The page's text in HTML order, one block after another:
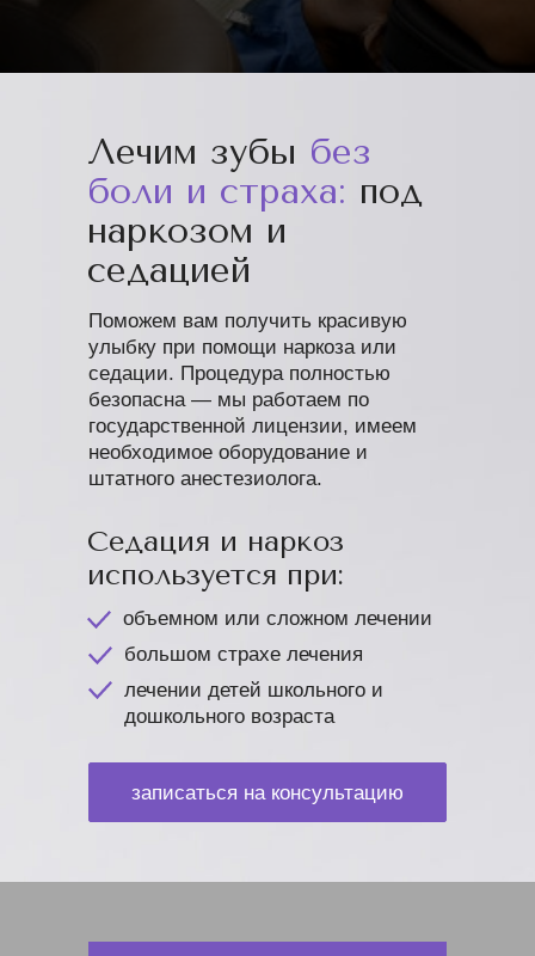
Лечим зубы без
боли и страха: под
наркозом и
седацией
Поможем вам получить красивую
улыбку при помощи наркоза или
седации. Процедура полностью
безопасна — мы работаем по
государственной лицензии, имеем
необходимое оборудование и
штатного анестезиолога.
Седация и наркоз
используется при:
объемном или сложном лечении
большом страхе лечения
лечении детей школьного и
дошкольного возраста
записаться на консультацию